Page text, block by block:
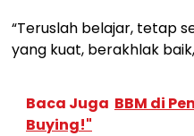
“Teruslah belajar, tetap
yang kuat, berakhlak
Baca Juga BBM di
Buying!"